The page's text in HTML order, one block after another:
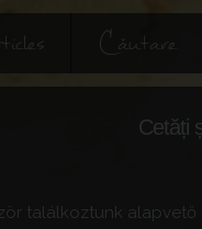
Căutare
Cetăți
találkoztunk